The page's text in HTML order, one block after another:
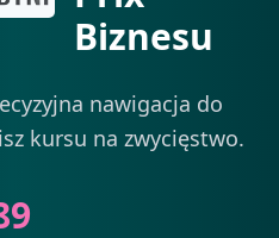
Biznesu
nawigacja do
kursu na zwycięstwo.